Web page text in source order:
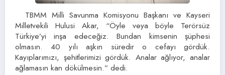
TBMM Milli Savunma Komisyonu Başkanı ve Kayseri
Milletvekili Hulusi Akar, “Öyle veya böyle Terörsüz
Türkiye’yi inşa edeceğiz. Bundan kimsenin şüphesi
olmasın. 40 yılı aşkın süredir o cefayı gördük.
Kayıplarımızı, şehitlerimizi gördük. Analar ağlıyor, analar
ağlamasın kan dökülmesin.” dedi.